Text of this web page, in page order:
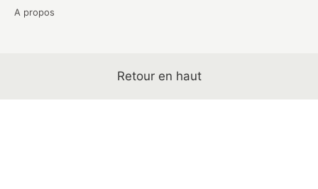
A propos
Retour en haut